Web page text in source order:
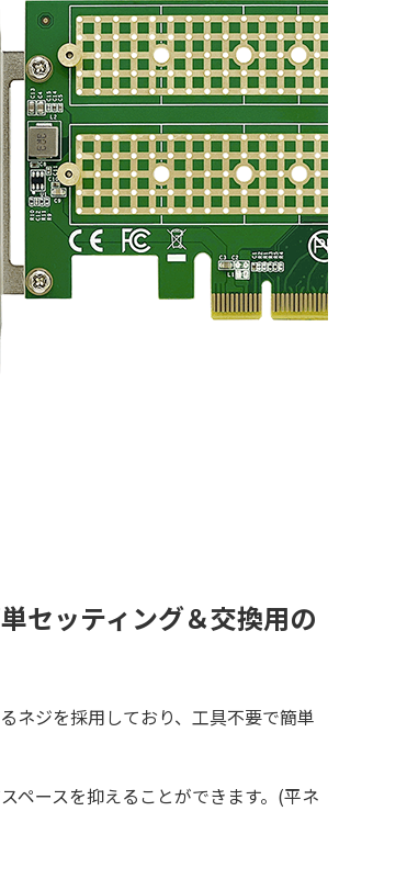
セッティング＆交換用の
ネジを採用しており、工具不要で簡単
ペースを抑えることができます。(平ネ